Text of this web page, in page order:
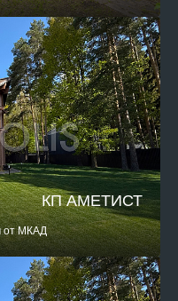
КП АМЕТИСТ
от МКАД